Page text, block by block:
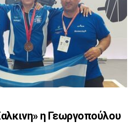
η Γεωργοπούλου